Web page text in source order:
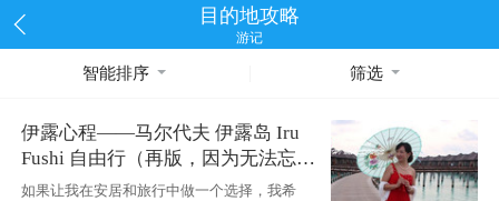
目的地攻略
游记
智能排序 筛选
伊露心程——马尔代夫 伊露岛 Iru
Fushi 自由行（再版，因为无法忘却
的留恋）
如果让我在安居和旅行中做一个选择，我希